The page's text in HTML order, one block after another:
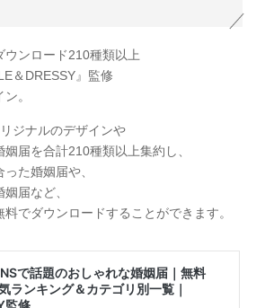
ンロード210種類以上
＆DRESSY』監修
。
ジナルのデザインや
届を合計210種類以上集約し、
た婚姻届や、
届など、
でダウンロードすることができます。